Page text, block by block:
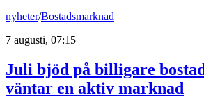
nyheter/Bostadsmarknad
7 augusti, 07:15
Juli bjöd på billigare
väntar en aktiv marknad